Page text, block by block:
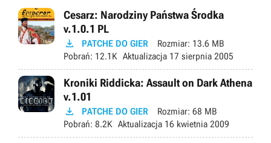
Cesarz: Narodziny Państwa Środka
v.1.0.1 PL
 PATCHE DO GIER Rozmiar: 13.6 MB
Pobrań: 12.1K Aktualizacja 17 sierpnia 2005
Kroniki Riddicka: Assault on Dark Athena
v.1.01
 PATCHE DO GIER Rozmiar: 68 MB
Pobrań: 8.2K Aktualizacja 16 kwietnia 2009